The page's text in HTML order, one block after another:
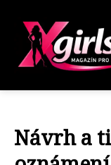
Návrh a